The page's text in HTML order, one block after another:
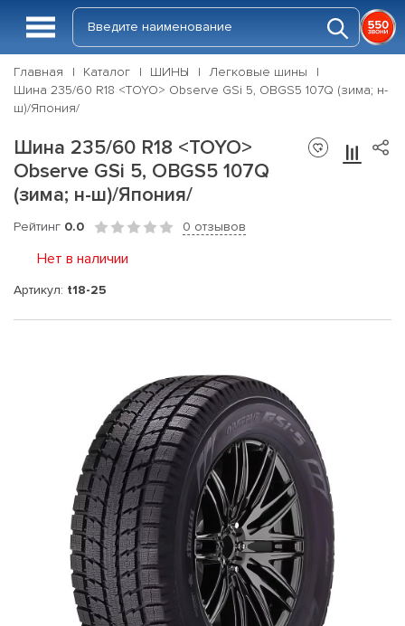
Главная Каталог ШИНЫ
Легковые шины
Шина 235/60 R18 <TOYO> Observe GSi 5, OBGS5 107Q (зима; н-
ш)/Япония/
Шина 235/60 R18 <TOYO>
Observe GSi 5, OBGS5 107Q
(зима; н-ш)/Япония/
Рейтинг 0.0 0 отзывов
Нет в наличии
Артикул: t18-25